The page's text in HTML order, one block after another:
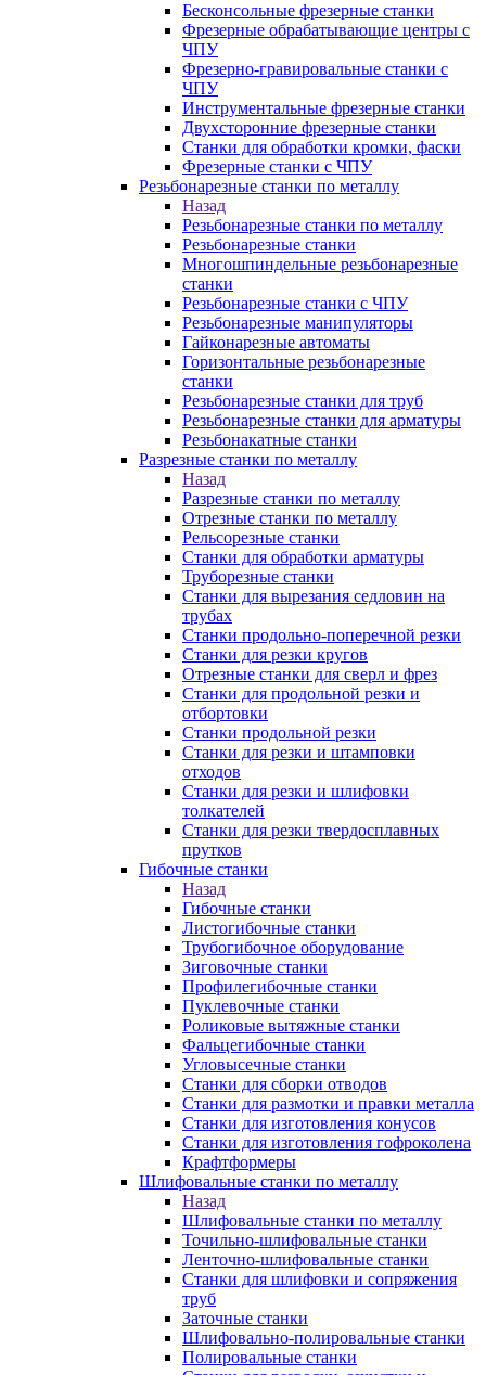
Бесконсольные фрезерные станки
Фрезерные обрабатывающие центры с
ЧПУ
Фрезерно-гравировальные станки с
ЧПУ
Инструментальные фрезерные станки
Двухсторонние фрезерные станки
Станки для обработки кромки, фаски
Фрезерные станки с ЧПУ
Резьбонарезные станки по металлу
Назад
Резьбонарезные станки по металлу
Резьбонарезные станки
Многошпиндельные резьбонарезные
станки
Резьбонарезные станки с ЧПУ
Резьбонарезные манипуляторы
Гайконарезные автоматы
Горизонтальные резьбонарезные
станки
Резьбонарезные станки для труб
Резьбонарезные станки для арматуры
Резьбонакатные станки
Разрезные станки по металлу
Назад
Разрезные станки по металлу
Отрезные станки по металлу
Рельсорезные станки
Станки для обработки арматуры
Труборезные станки
Станки для вырезания седловин на
трубаx
Станки продольно-поперечной резки
Станки для резки кругов
Отрезные станки для сверл и фрез
Станки для продольной резки и
отбортовки
Станки продольной резки
Станки для резки и штамповки
отходов
Станки для резки и шлифовки
толкателей
Станки для резки твердосплавных
прутков
Гибочные станки
Назад
Гибочные станки
Листогибочные станки
Трубогибочное оборудование
Зиговочные станки
Профилегибочные станки
Пуклевочные станки
Роликовые вытяжные станки
Фальцегибочные станки
Угловысечные станки
Станки для сборки отводов
Станки для размотки и правки металла
Станки для изготовления конусов
Станки для изготовления гофроколена
Крафтформеры
Шлифовальные станки по металлу
Назад
Шлифовальные станки по металлу
Точильно-шлифовальные станки
Ленточно-шлифовальные станки
Станки для шлифовки и сопряжения
труб
Заточные станки
Шлифовально-полировальные станки
Полировальные станки